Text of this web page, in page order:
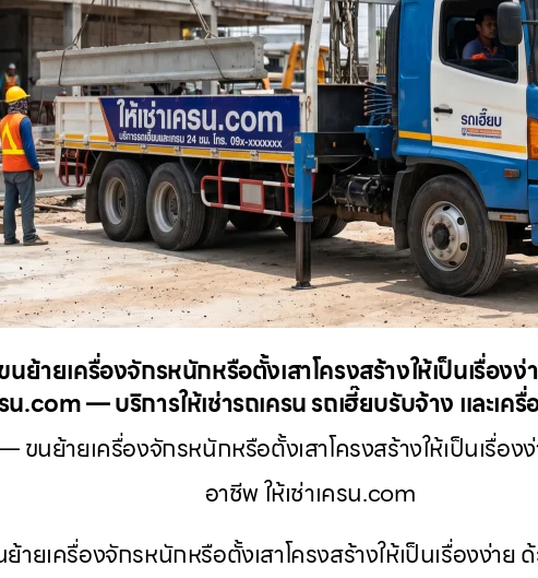
ย้ายเครื่องจักรหนักหรือตั้งเสาโครงสร้างให้เป็นเรื่อ
น.com — บริการให้เช่ารถเครน รถเฮี๊ยบรับจ้าง และเ
ขนย้ายเครื่องจักรหนักหรือตั้งเสาโครงสร้างให้เป็นเรื่อ
อาชีพ ให้เช่าเครน.com
ายเครื่องจักรหนักหรือตั้งเสาโครงสร้างให้เป็นเรื่องง่า